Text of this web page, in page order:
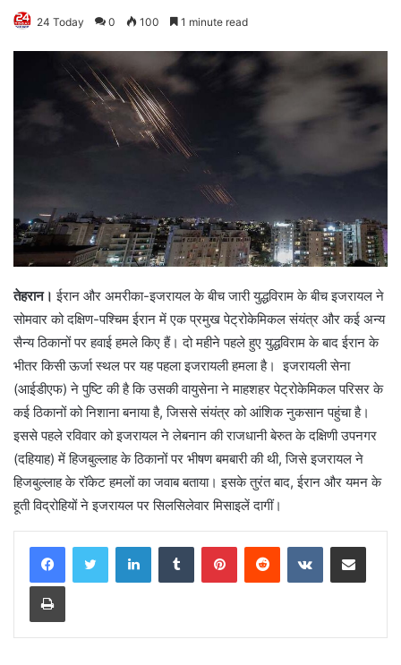
24 Today 0 100 1 minute read
तेहरान। ईरान और अमरीका-इजरायल के बीच जारी युद्धविराम के बीच इजरायल ने
सोमवार को दक्षिण-पश्चिम ईरान में एक प्रमुख पेट्रोकेमिकल संयंत्र और कई अन्य
सैन्य ठिकानों पर हवाई हमले किए हैं। दो महीने पहले हुए युद्धविराम के बाद ईरान के
भीतर किसी ऊर्जा स्थल पर यह पहला इजरायली हमला है। इजरायली सेना
(आईडीएफ) ने पुष्टि की है कि उसकी वायुसेना ने माहशहर पेट्रोकेमिकल परिसर के
कई ठिकानों को निशाना बनाया है, जिससे संयंत्र को आंशिक नुकसान पहुंचा है।
इससे पहले रविवार को इजरायल ने लेबनान की राजधानी बेरुत के दक्षिणी उपनगर
(दहियाह) में हिजबुल्लाह के ठिकानों पर भीषण बमबारी की थी, जिसे इजरायल ने
हिजबुल्लाह के रॉकेट हमलों का जवाब बताया। इसके तुरंत बाद, ईरान और यमन के
हूती विद्रोहियों ने इजरायल पर सिलसिलेवार मिसाइलें दागीं।